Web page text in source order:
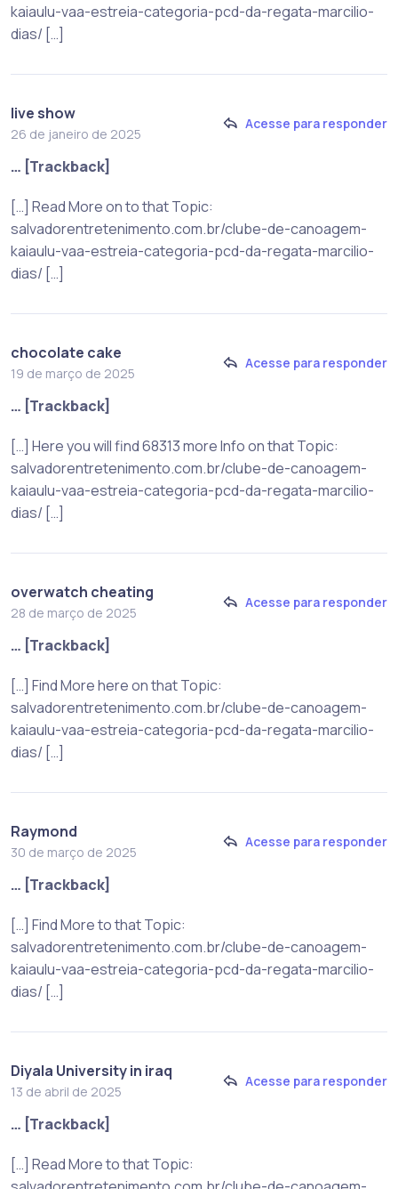
kaiaulu-vaa-estreia-categoria-pcd-da-regata-marcilio-
dias/ […]
live show
26 de janeiro de 2025
Acesse para responder
… [Trackback]
[…] Read More on to that Topic:
salvadorentretenimento.com.br/clube-de-canoagem-
kaiaulu-vaa-estreia-categoria-pcd-da-regata-marcilio-
dias/ […]
chocolate cake
19 de março de 2025
Acesse para responder
… [Trackback]
[…] Here you will find 68313 more Info on that Topic:
salvadorentretenimento.com.br/clube-de-canoagem-
kaiaulu-vaa-estreia-categoria-pcd-da-regata-marcilio-
dias/ […]
overwatch cheating
28 de março de 2025
Acesse para responder
… [Trackback]
[…] Find More here on that Topic:
salvadorentretenimento.com.br/clube-de-canoagem-
kaiaulu-vaa-estreia-categoria-pcd-da-regata-marcilio-
dias/ […]
Raymond
30 de março de 2025
Acesse para responder
… [Trackback]
[…] Find More to that Topic:
salvadorentretenimento.com.br/clube-de-canoagem-
kaiaulu-vaa-estreia-categoria-pcd-da-regata-marcilio-
dias/ […]
Diyala University in iraq
13 de abril de 2025
Acesse para responder
… [Trackback]
[…] Read More to that Topic: